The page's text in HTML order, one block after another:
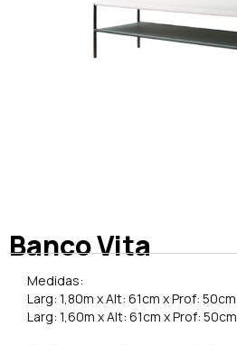
Banco Vita
Medidas:
Larg: 1,80m x Alt: 61cm x Prof: 50cm
Larg: 1,60m x Alt: 61cm x Prof: 50cm